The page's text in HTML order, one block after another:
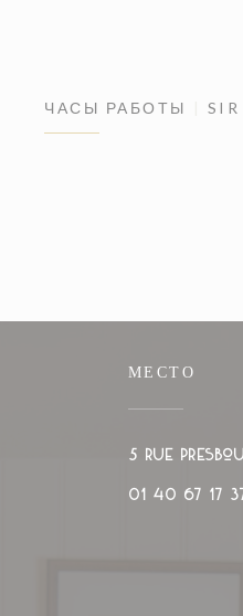
ЧАСЫ РАБОТЫ
МЕСТО
5 rue
01 40 67 17